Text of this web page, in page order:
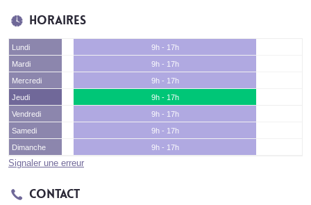
Horaires
Lundi
9h - 17h
Mardi
9h - 17h
Mercredi
9h - 17h
Jeudi
9h - 17h
Vendredi
9h - 17h
Samedi
9h - 17h
Dimanche
9h - 17h
Signaler une erreur
Contact